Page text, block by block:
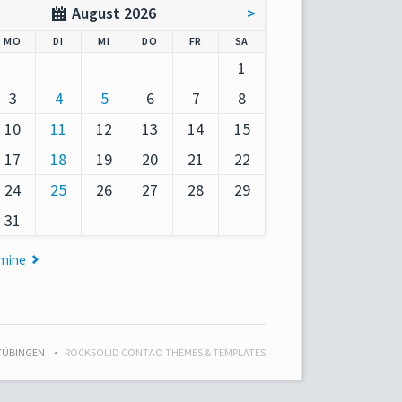
August 2026 >
MO DIENSTAG
MITTWOCH
DO NNERSTAG
FR SA
1
3 4 5 6 7
8
10 11 12 13 14
15
17 18 19 20 21
22
24 25 26 27 28
29
31
ROCKSOLID CONTAO THEMES & TEMPLATES